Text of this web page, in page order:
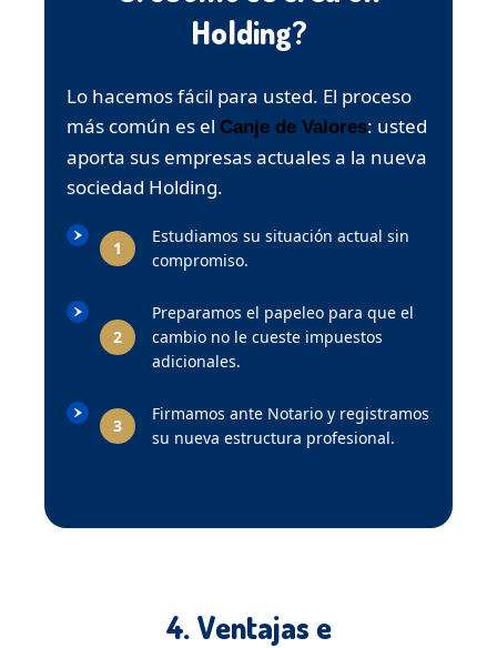
Holding?
Lo hacemos fácil para usted. El proceso
más común es el Canje de Valores: usted
aporta sus empresas actuales a la nueva
sociedad Holding.
1
Estudiamos su situación actual sin
compromiso.
2
Preparamos el papeleo para que el
cambio no le cueste impuestos
adicionales.
3
Firmamos ante Notario y registramos
su nueva estructura profesional.
4. Ventajas e